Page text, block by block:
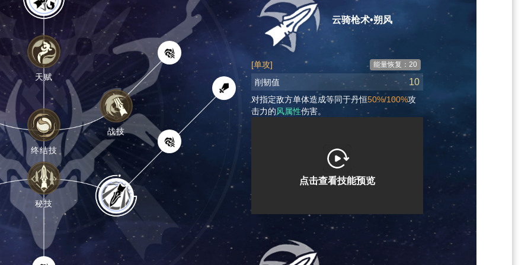
战技
终结技
秘技
天赋
云骑枪术•朔风
[单攻] 能量恢复：20
削韧值 10
对指定敌方单体造成等同于丹恒50%/100%攻
击力的风属性伤害。
点击查看技能预览